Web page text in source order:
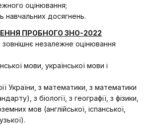
оцінювання;
навчальних досягнень.
ПРОБНОГО ЗНО-2022
незалежне оцінювання
мови, української мови і
України, з математики, з математики
з біології, з географії, з фізики,
мов (англійської, іспанської,